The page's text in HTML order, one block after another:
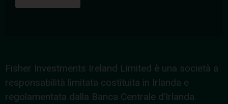
Fisher Investments Ireland Limited è una società a
responsabilità limitata costituita in Irlanda e
regolamentata dalla Banca Centrale d’Irlanda.